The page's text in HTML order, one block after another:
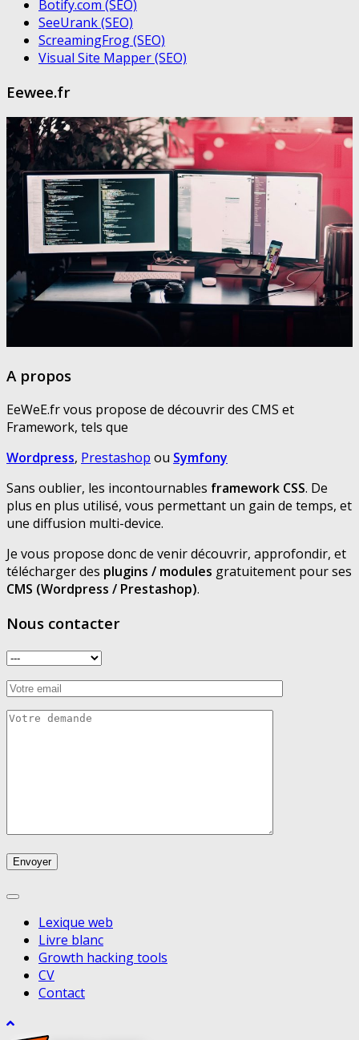
Botify.com (SEO)
SeeUrank (SEO)
ScreamingFrog (SEO)
Visual Site Mapper (SEO)
Eewee.fr
A propos
EeWeE.fr vous propose de découvrir des CMS et
Framework, tels que
Wordpress, Prestashop ou Symfony
Sans oublier, les incontournables framework CSS. De
plus en plus utilisé, vous permettant un gain de temps, et
une diffusion multi-device.
Je vous propose donc de venir découvrir, approfondir, et
télécharger des plugins / modules gratuitement pour ses
CMS (Wordpress / Prestashop).
Nous contacter
Lexique web
Livre blanc
Growth hacking tools
CV
Contact